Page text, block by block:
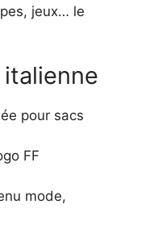
jeux… le
italienne
pour sacs
FF
mode,